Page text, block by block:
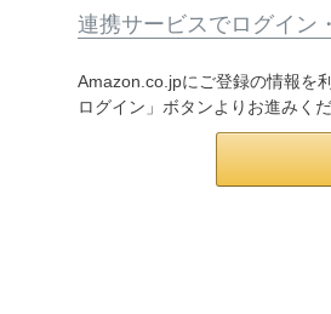
連携サービスでログイン
Amazon.co.jpにご登録の情報を
ログイン」ボタンよりお進みくだ